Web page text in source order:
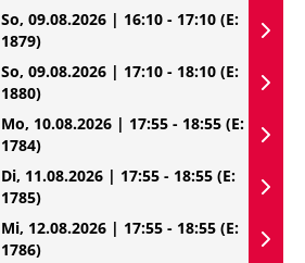
So, 09.08.2026 | 16:10 - 17:10 (E:
1879)
So, 09.08.2026 | 17:10 - 18:10 (E:
1880)
Mo, 10.08.2026 | 17:55 - 18:55 (E:
1784)
Di, 11.08.2026 | 17:55 - 18:55 (E:
1785)
Mi, 12.08.2026 | 17:55 - 18:55 (E:
1786)